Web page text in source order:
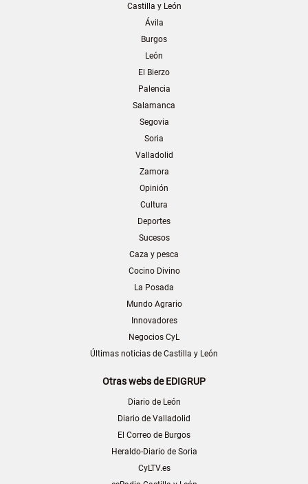
Castilla y León
Ávila
Burgos
León
El Bierzo
Palencia
Salamanca
Segovia
Soria
Valladolid
Zamora
Opinión
Cultura
Deportes
Sucesos
Caza y pesca
Cocino Divino
La Posada
Mundo Agrario
Innovadores
Negocios CyL
Últimas noticias de Castilla y León
Otras webs de EDIGRUP
Diario de León
Diario de Valladolid
El Correo de Burgos
Heraldo-Diario de Soria
CyLTV.es